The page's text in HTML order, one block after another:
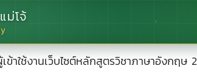
ม่โจ้
ข้าใช้งานเว็บไซต์หลักสูตรวิชาภาษาอังกฤษ